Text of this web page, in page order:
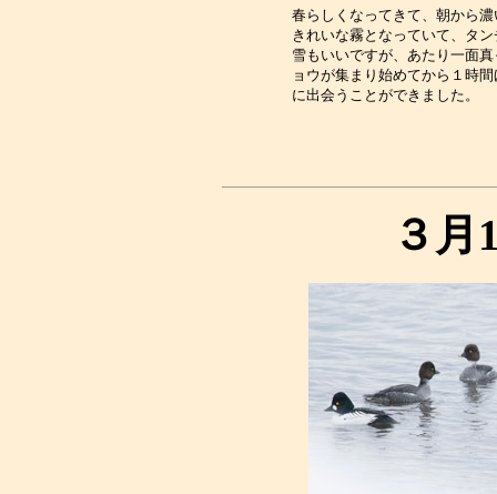
春らしくなってきて、朝から
きれいな霧となっていて、タ
雪もいいですが、あたり一面
ョウが集まり始めてから１時
３月